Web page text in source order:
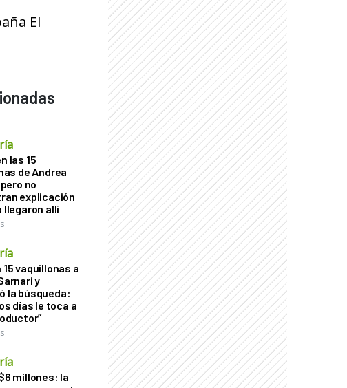
El
las 15
de Andrea
no
explicación
llegaron allí
15 vaquillonas a
y
la búsqueda:
días le toca a
millones: la